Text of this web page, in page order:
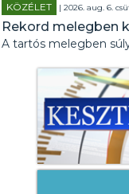
KÖZÉLET | 2026. aug. 6.
Rekord melegben
A tartós melegben